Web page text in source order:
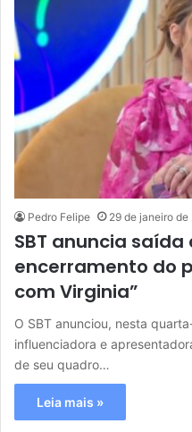
Pedro Felipe 29 de janeiro
SBT anuncia saída
encerramento do
com Virginia”
O SBT anunciou, nesta
influenciadora e
de seu quadro…
Leia mais »